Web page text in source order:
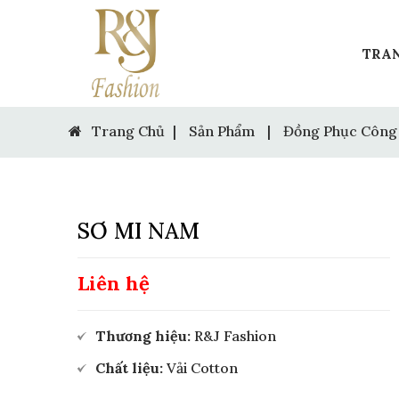
Trang Chủ | Sản Phẩm | Đồng Phục Công
SƠ MI NAM
Liên hệ
Thương hiệu: R&J Fashion
Chất liệu: Vải Cotton